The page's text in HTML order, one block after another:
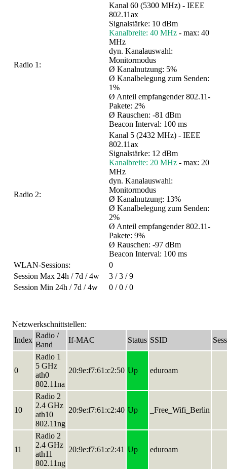
Radio 1:
Kanal 60 (5300 MHz) - IEEE
802.11ax
Signalstärke: 10 dBm
Kanalbreite: 40 MHz - max: 40
MHz
dyn. Kanalauswahl:
Monitormodus
Ø Kanalnutzung: 5%
Ø Kanalbelegung zum Senden:
1%
Ø Anteil empfangender 802.11-
Pakete: 2%
Ø Rauschen: -81 dBm
Beacon Interval: 100 ms
Radio 2:
Kanal 5 (2432 MHz) - IEEE
802.11ax
Signalstärke: 12 dBm
Kanalbreite: 20 MHz - max: 20
MHz
dyn. Kanalauswahl:
Monitormodus
Ø Kanalnutzung: 13%
Ø Kanalbelegung zum Senden:
2%
Ø Anteil empfangender 802.11-
Pakete: 9%
Ø Rauschen: -97 dBm
Beacon Interval: 100 ms
WLAN-Sessions:
0
Session Max 24h / 7d / 4w
3 / 3 / 9
Session Min 24h / 7d / 4w
0 / 0 / 0
Netzwerkschnittstellen:
Index
Radio /
Band
If-MAC Status SSID
0
Radio 1
5 GHz
ath0
802.11na
20:9e:f7:61:c2:50 Up eduroam
10
Radio 2
2.4 GHz
ath10
802.11ng
20:9e:f7:61:c2:40 Up _Free_Wifi_Berlin
11
Radio 2
2.4 GHz
ath11
802.11ng
20:9e:f7:61:c2:41 Up eduroam